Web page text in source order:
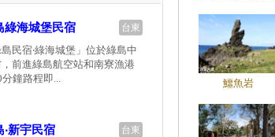
鱷魚岩
台東
綠海城堡民宿
島民宿‧綠海城堡」位於綠島中
前進綠島航空站和南寮漁港
分鐘路程即...
台東
‧新宇民宿